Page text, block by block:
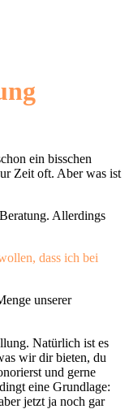
ein bisschen
Zeit oft. Aber was ist
Allerdings
dass ich bei
unserer
Natürlich ist es
wir dir bieten, du
und gerne
eine Grundlage:
jetzt ja noch gar